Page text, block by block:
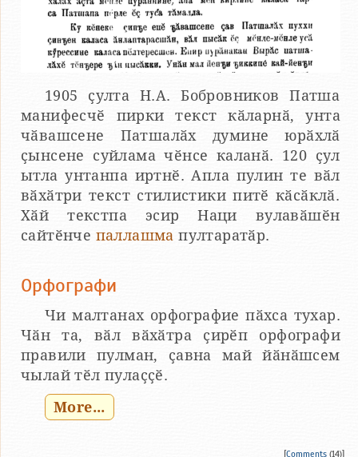
1905 ҫулта Н.А. Бобровников Патша
манифесчӗ пирки текст кӑларнӑ, унта
чӑвашсене Патшалӑх думине юрӑхлӑ
ҫынсене суйлама чӗнсе каланӑ. 120 ҫул
ытла унтанпа иртнӗ. Апла пулин те вӑл
вӑхӑтри текст стилистики питӗ кӑсӑклӑ.
Хӑй текстпа эсир Наци вулавӑшӗн
сайтӗнче паллашма пултаратӑр.
Орфографи
Чи малтанах орфографие пӑхса тухар.
Чӑн та, вӑл вӑхӑтра ҫирӗп орфографи
правили пулман, ҫавна май йӑнӑшсем
чылай тӗл пулаҫҫӗ.
More...
[Comments (14)]